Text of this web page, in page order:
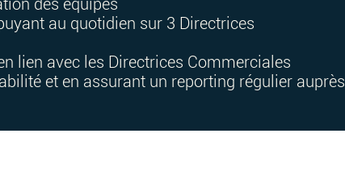
des équipes
au quotidien sur 3 Directrices
lien avec les Directrices Commerciales
et en assurant un reporting régulier auprès